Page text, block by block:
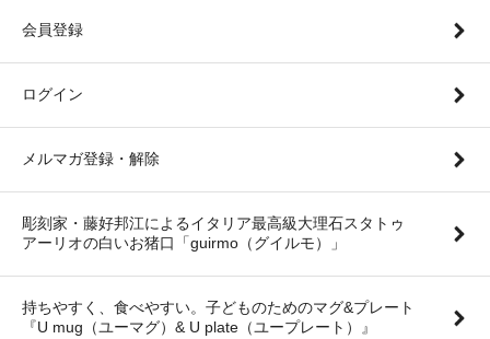
会員登録
ログイン
メルマガ登録・解除
彫刻家・藤好邦江によるイタリア最高級大理石スタトゥ
アーリオの白いお猪口「guirmo（グイルモ）」
持ちやすく、食べやすい。子どものためのマグ&プレート
『U mug（ユーマグ）& U plate（ユープレート）』